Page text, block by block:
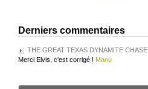
Derniers commentaires
THE GREAT TEXAS DYNAMITE CHASE
Merci Elvis, c'est corrigé ! Manu